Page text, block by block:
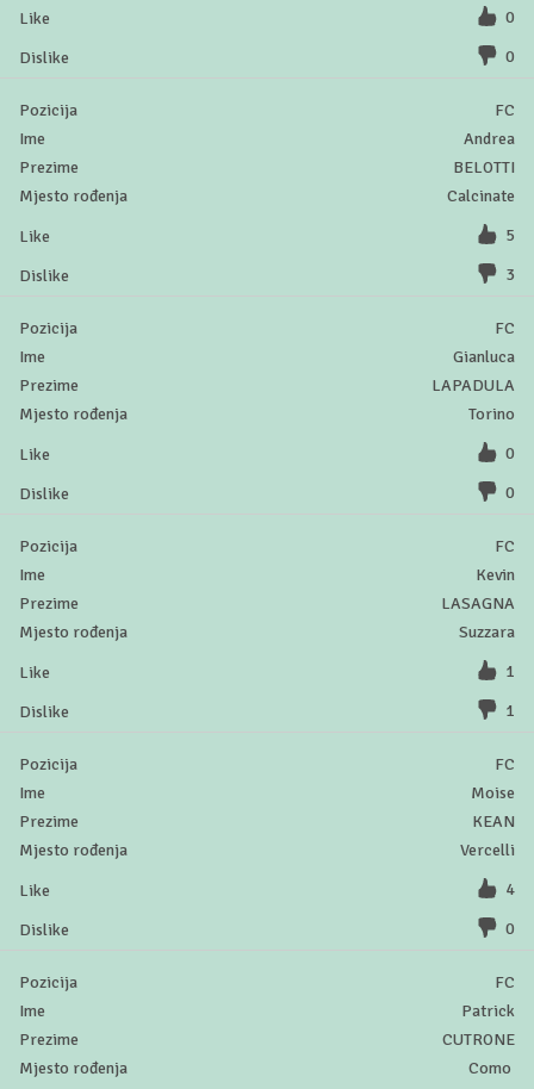
0
0
FC
Andrea
BELOTTI
Calcinate
5
3
FC
Gianluca
LAPADULA
Torino
0
0
FC
Kevin
LASAGNA
Suzzara
1
1
FC
Moise
KEAN
Vercelli
4
0
FC
Patrick
CUTRONE
Como